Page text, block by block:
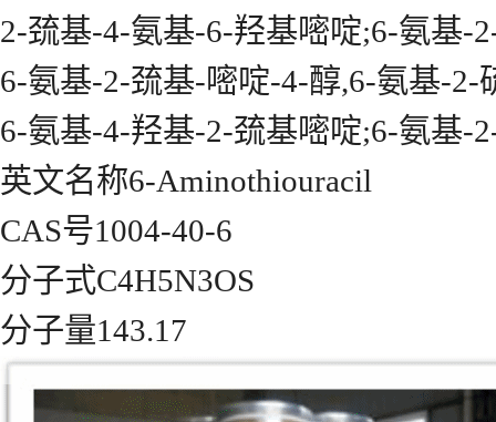
2-巯基-4-氨基-6-羟基嘧啶;6-氨基-
6-氨基-2-巯基-嘧啶-4-醇,6-氨基-2-
6-氨基-4-羟基-2-巯基嘧啶;6-氨基-
英文名称6-Aminothiouracil
CAS号1004-40-6
分子式C4H5N3OS
分子量143.17